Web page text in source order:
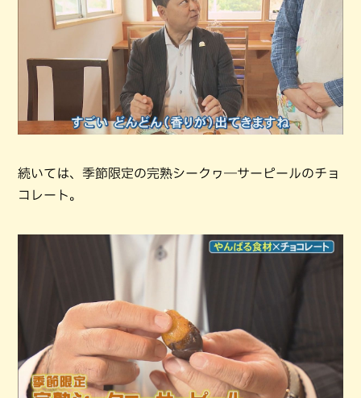
続いては、季節限定の完熟シークヮ―サーピールのチョ
コレート。